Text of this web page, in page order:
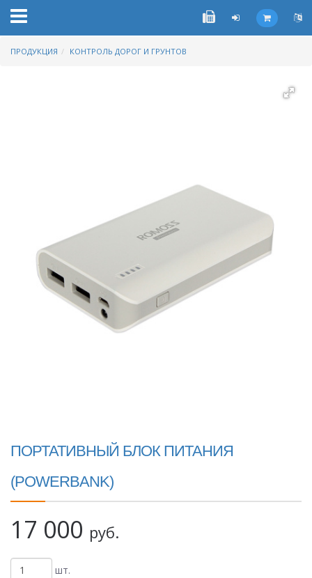
ПРОДУКЦИЯ КОНТРОЛЬ ДОРОГ И ГРУНТОВ
ПОРТАТИВНЫЙ БЛОК ПИТАНИЯ
(POWERBANK)
17 000 руб.
шт.